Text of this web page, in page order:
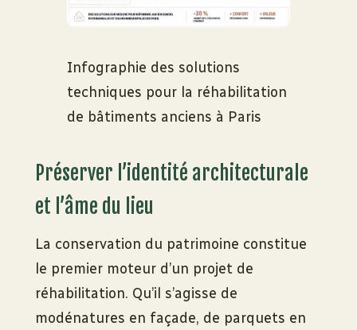
Infographie des solutions
techniques pour la réhabilitation
de bâtiments anciens à Paris
Préserver l’identité architecturale
et l’âme du lieu
La conservation du patrimoine constitue
le premier moteur d’un projet de
réhabilitation. Qu’il s’agisse de
modénatures en façade, de parquets en